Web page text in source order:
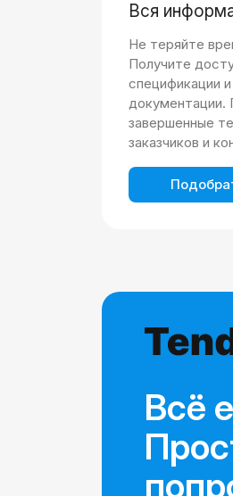
Вся
Не теряйте
Получите
спецификации
документации.
завершенные
заказчиков и
Всё